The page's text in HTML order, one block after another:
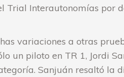
Trial Interautonomías por
variaciones a otras
un piloto en TR 1, Jordi
Sanjuán resaltó la